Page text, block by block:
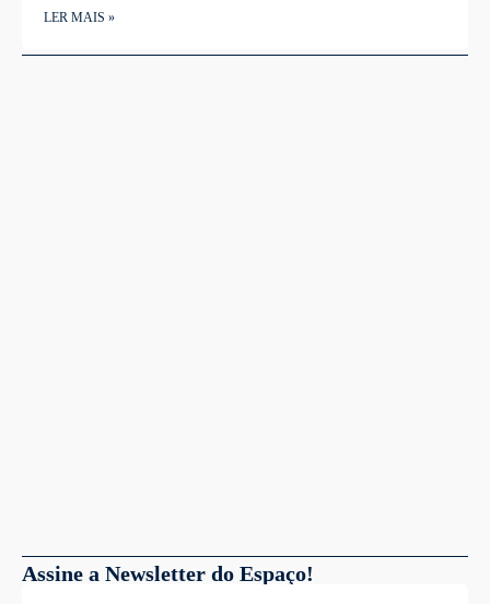
LER MAIS »
Assine a Newsletter do Espaço!